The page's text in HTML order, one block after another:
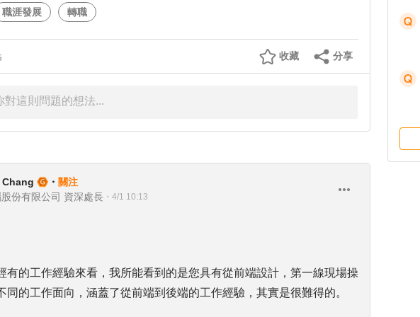
職涯發展 轉職
分享
收藏
・ 關注
份有限公司 資深處長 ・ 4/1 10:13
有的工作經驗來看，我所能看到的是您具有從前端設計，第一線現場操
同的工作面向，涵蓋了從前端到後端的工作經驗，其實是很難得的。